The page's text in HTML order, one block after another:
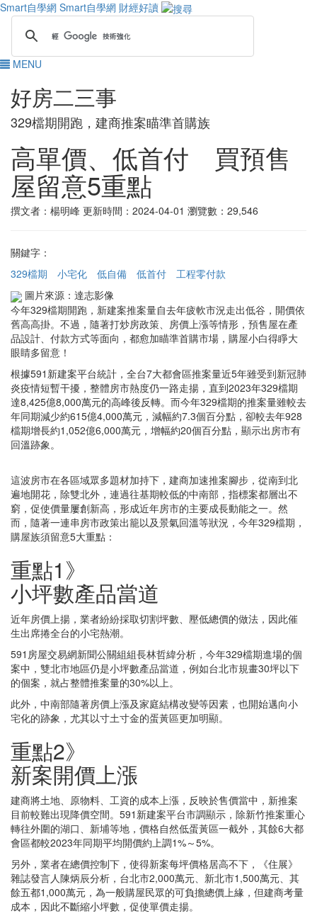
Smart自學網 Smart自學網 財經好讀
MENU
好房二三事
329檔期開跑，建商推案瞄準首購族
高單價、低首付 買預售
屋留意5重點
撰文者：楊明峰 更新時間：2024-04-01 瀏覽數：29,546
關鍵字：
329檔期
小宅化 低自備 低首付
工程零付款
圖片來源：達志影像
今年329檔期開跑，新建案推案量自去年疲軟市況走出低谷，開價依
舊高高掛。不過，隨著打炒房政策、房價上漲等情形，預售屋在產
品設計、付款方式等面向，都愈加瞄準首購市場，購屋小白得睜大
眼睛多留意！
根據591新建案平台統計，全台7大都會區推案量近5年雖受到新冠肺
炎疫情短暫干擾，整體房市熱度仍一路走揚，直到2023年329檔期
達8,425億8,000萬元的高峰後反轉。而今年329檔期的推案量雖較去
年同期減少約615億4,000萬元，減幅約7.3個百分點，卻較去年928
檔期增長約1,052億6,000萬元，增幅約20個百分點，顯示出房市有
回溫跡象。
這波房市在各區域眾多題材加持下，建商加速推案腳步，從南到北
遍地開花，除雙北外，連過往基期較低的中南部，指標案都層出不
窮，促使價量屢創新高，形成近年房市的主要成長動能之一。然
而，隨著一連串房市政策出籠以及景氣回溫等狀況，今年329檔期，
購屋族須留意5大重點：
重點1》
小坪數產品當道
近年房價上揚，業者紛紛採取切割坪數、壓低總價的做法，因此催
生出席捲全台的小宅熱潮。
591房屋交易網新聞公關組組長林哲緯分析，今年329檔期進場的個
案中，雙北市地區仍是小坪數產品當道，例如台北市規畫30坪以下
的個案，就占整體推案量的30%以上。
此外，中南部隨著房價上漲及家庭結構改變等因素，也開始邁向小
宅化的跡象，尤其以寸土寸金的蛋黃區更加明顯。
重點2》
新案開價上漲
建商將土地、原物料、工資的成本上漲，反映於售價當中，新推案
目前較難出現降價空間。591新建案平台市調顯示，除新竹推案重心
轉往外圍的湖口、新埔等地，價格自然低蛋黃區一截外，其餘6大都
會區都較2023年同期平均開價約上調1%～5%。
另外，業者在總價控制下，使得新案每坪價格居高不下，《住展》
雜誌發言人陳炳辰分析，台北市2,000萬元、新北市1,500萬元、其
餘五都1,000萬元，為一般購屋民眾的可負擔總價上緣，但建商考量
成本，因此不斷縮小坪數，促使單價走揚。